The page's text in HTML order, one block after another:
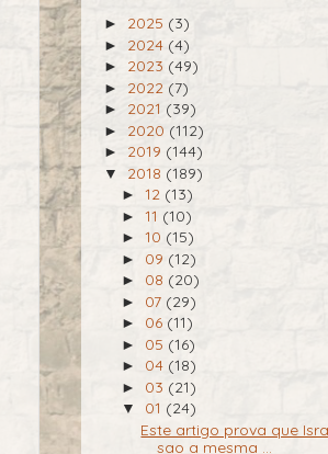
► 2025 (3)
► 2024 (4)
► 2023 (49)
► 2022 (7)
► 2021 (39)
► 2020 (112)
► 2019 (144)
▼ 2018 (189)
►12 (13)
►11 (10)
►10 (15)
► 09 (12)
► 08 (20)
► 07 (29)
► 06 (11)
► 05 (16)
► 04 (18)
► 03 (21)
▼ 01 (24)
Este artigo prova que
sao a mesma ...